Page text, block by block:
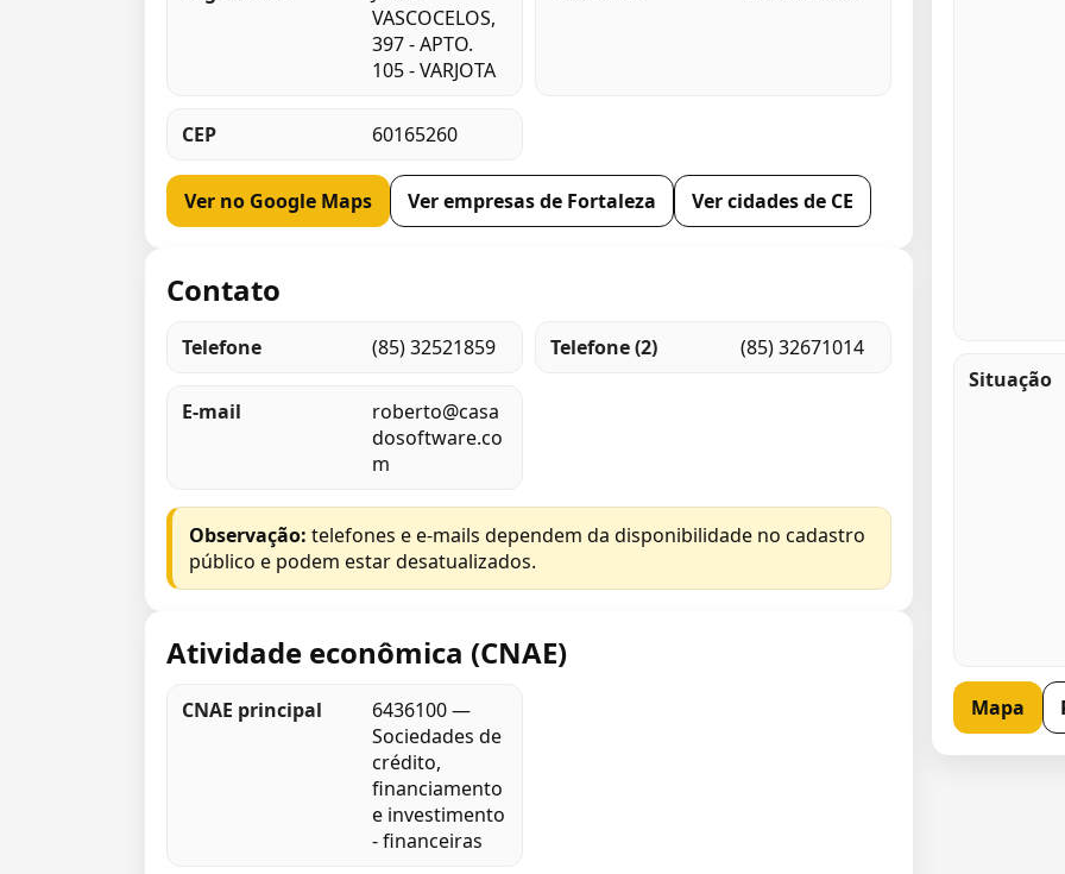
VASCOCELOS,
397 - APTO.
105 - VARJOTA
CEP 60165260
Ver no Google Maps Ver empresas de Fortaleza Ver cidades de CE
Contato
Telefone (85) 32521859 Telefone (2) (85) 32671014
E-mail
roberto@casa
dosoftware.co
m
Observação: telefones e e-mails dependem da disponibilidade no cadastro
público e podem estar desatualizados.
Atividade econômica (CNAE)
CNAE principal
6436100 —
Sociedades de
crédito,
financiamento
e investimento
- financeiras
Situação
Mapa